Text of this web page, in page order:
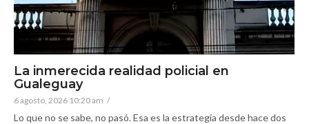
La inmerecida realidad policial en
Gualeguay
6 agosto, 2026 10:20 am /
Lo que no se sabe, no pasó. Esa es la estrategia desde hace dos